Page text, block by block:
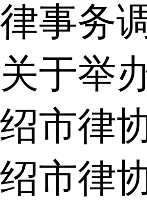
律事务
关于举
绍市律
绍市律